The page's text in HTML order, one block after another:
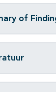
of